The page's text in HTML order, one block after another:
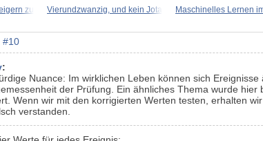
zu Vierundzwanzig, und kein Jota Maschinelles Lernen
#10
:
Nuance: Im wirklichen Leben können sich
der Prüfung. Ein ähnliches Thema wurde
Wenn wir mit den korrigierten Werten testen, erhalten
verstanden.